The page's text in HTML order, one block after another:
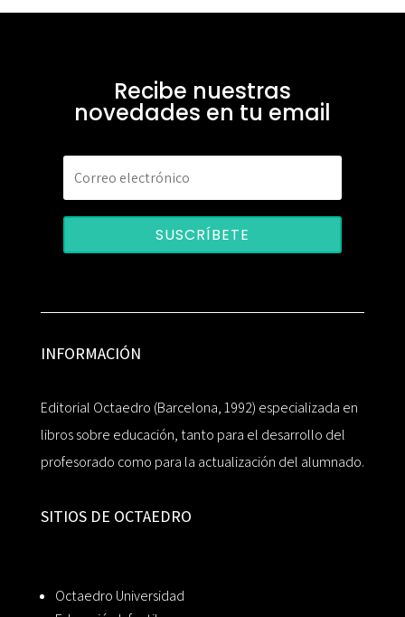
Recibe nuestras
novedades en tu email
SUSCRÍBETE
INFORMACIÓN
Editorial Octaedro (Barcelona, 1992) especializada en
libros sobre educación, tanto para el desarrollo del
profesorado como para la actualización del alumnado.
SITIOS DE OCTAEDRO
Octaedro Universidad